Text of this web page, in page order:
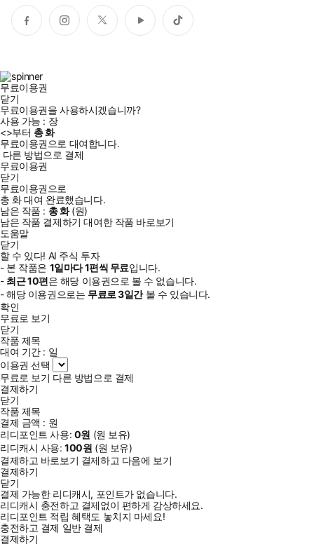
페
이
인
스
트
위
유
튜
틱
톡
무료이용권
닫기
무료이용권을 사용하시겠습니까?
사용 가능 : 장
<>부터 총화
무료이용권으로 대여합니다.
다른 방법으로 결제
무료이용권
닫기
무료이용권으로
총 화대여 완료했습니다.
남은 작품 : 총화(원)
남은 작품 결제하기 대여한 작품 바로보기
도움말
닫기
할 수 있다! AI 주식 투자
- 본 작품은 1일마다1편씩 무료입니다.
- 최근10편은 해당 이용권으로 볼 수 없습니다.
- 해당 이용권으로는 무료로3일간볼 수 있습니다.
확인
무료로 보기
닫기
작품 제목
대여 기간 : 일
이용권 선택
무료로 보기 다른 방법으로 결제
결제하기
닫기
작품 제목
결제 금액 : 원
리디포인트 사용: 0원 (원 보유)
리디캐시 사용:100원 (원 보유)
결제하고 바로보기 결제하고 다음에 보기
결제하기
닫기
결제 가능한 리디캐시, 포인트가 없습니다.
리디캐시 충전하고 결제없이 편하게 감상하세요.
리디포인트 적립 혜택도 놓치지 마세요!
충전하고 결제 일반 결제
결제하기